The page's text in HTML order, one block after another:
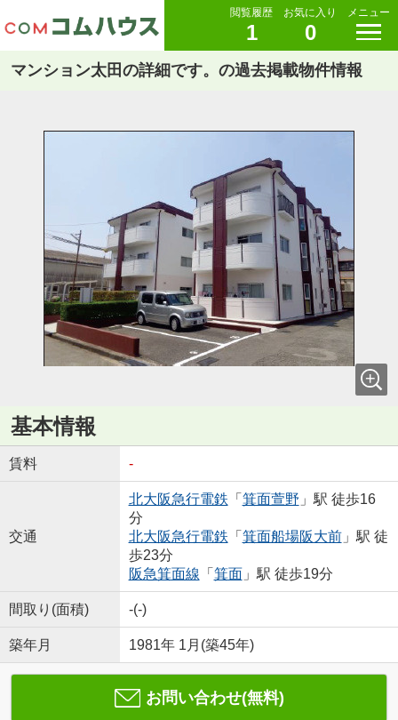
閲覧履歴
1
お気に入り
0
メニュー
マンション太田の詳細です。の過去掲載物件情報
基本情報
賃料 -
交通
北大阪急行電鉄 「 箕面萱野 」駅 徒歩16
分
北大阪急行電鉄 「 箕面船場阪大前」駅 徒
歩23分
阪急箕面線 「 箕面」駅 徒歩19分
間取り(面積) -(-)
築年月 1981年 1月(築45年)
お問い合わせ(無料)